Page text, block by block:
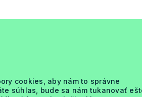
cookies, aby nám to správne
súhlas, bude sa nám tukanovať